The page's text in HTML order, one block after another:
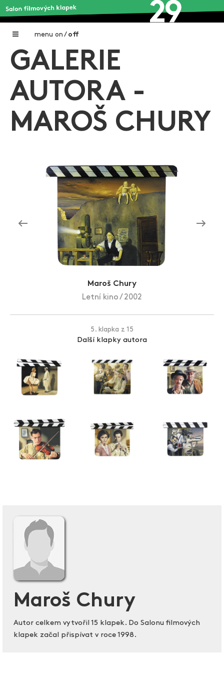
menu on / off
Home
Galerie filmových klapek
Autoři filmových klapek
Aktuální výstavy
Aukce filmových klapek
Aktuality
Zlín Film Festival
GALERIE
AUTORA -
MAROŠ CHURY
Maroš Chury
Letní kino / 2002
5. klapka z 15
Další klapky autora
Maroš Chury
Autor celkem vytvořil 15 klapek. Do Salonu filmových
klapek začal přispívat v roce 1998.